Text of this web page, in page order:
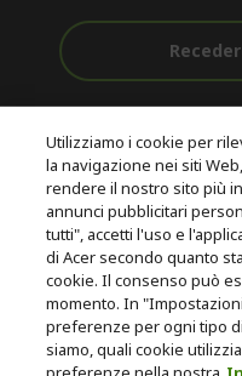
Gratuita
© 2026 Acer Inc.
CPYou B.V. è il rivenditore
questo negozio online.
Utilizziamo i cookie per
la navigazione nei siti
rendere il nostro sito più
annunci pubblicitari
tutti", accetti l'uso e
di Acer secondo quanto
cookie. Il consenso può
momento. In
preferenze per ogni tipo
siamo, quali cookie